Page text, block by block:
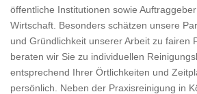
öffentliche Institutionen sowie
Wirtschaft. Besonders schätzen unsere
und Gründlichkeit unserer Arbeit zu fairen
beraten wir Sie zu individuellen
entsprechend Ihrer Örtlichkeiten und
persönlich. Neben der Praxisreinigung in